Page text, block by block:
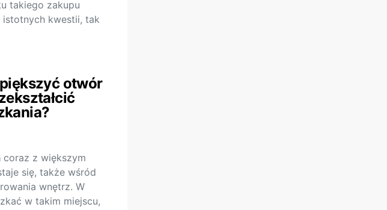
takiego zakupu
kwestii, tak
otwór
coraz z większym
się, także wśród
wnętrz. W
w takim miejscu,